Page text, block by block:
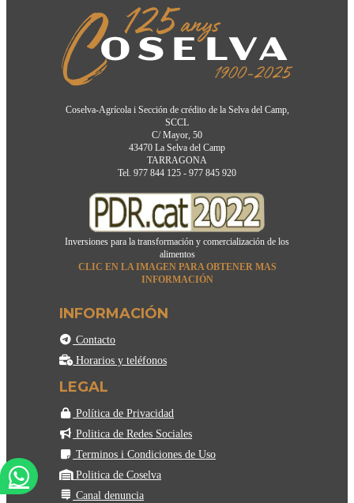
Coselva-Agrícola i Sección de crédito de la Selva del Camp,
SCCL
C/ Mayor, 50
43470 La Selva del Camp
TARRAGONA
Tel. 977 844 125 - 977 845 920
Inversiones para la transformación y comercialización de los
alimentos
CLIC EN LA IMAGEN PARA OBTENER MAS
INFORMACIÓN
INFORMACIÓN
Contacto
Horarios y teléfonos
LEGAL
Política de Privacidad
Politica de Redes Sociales
Terminos i Condiciones de Uso
Politica de Coselva
Canal denuncia